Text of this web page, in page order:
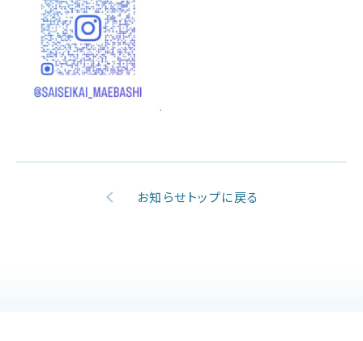
看護部のご案内
医療技術部門のご案内
アクセス お知らせトップに戻る